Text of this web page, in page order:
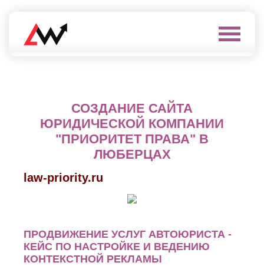
Выберите
город
Альметьевск
Астрахань
Батайск
Бахчисарай
Белгород
Нижнекамск
Нижний
Новгород
Новомосковск
Новороссийск
Новый
Уренгой
Ноябрьск
СОЗДАНИЕ САЙТА
ЮРИДИЧЕСКОЙ КОМПАНИИ
"ПРИОРИТЕТ ПРАВА" В
ЛЮБЕРЦАХ
law-priority.ru
ПРОДВИЖЕНИЕ УСЛУГ АВТОЮРИСТА -
КЕЙС ПО НАСТРОЙКЕ И ВЕДЕНИЮ
КОНТЕКСТНОЙ РЕКЛАМЫ